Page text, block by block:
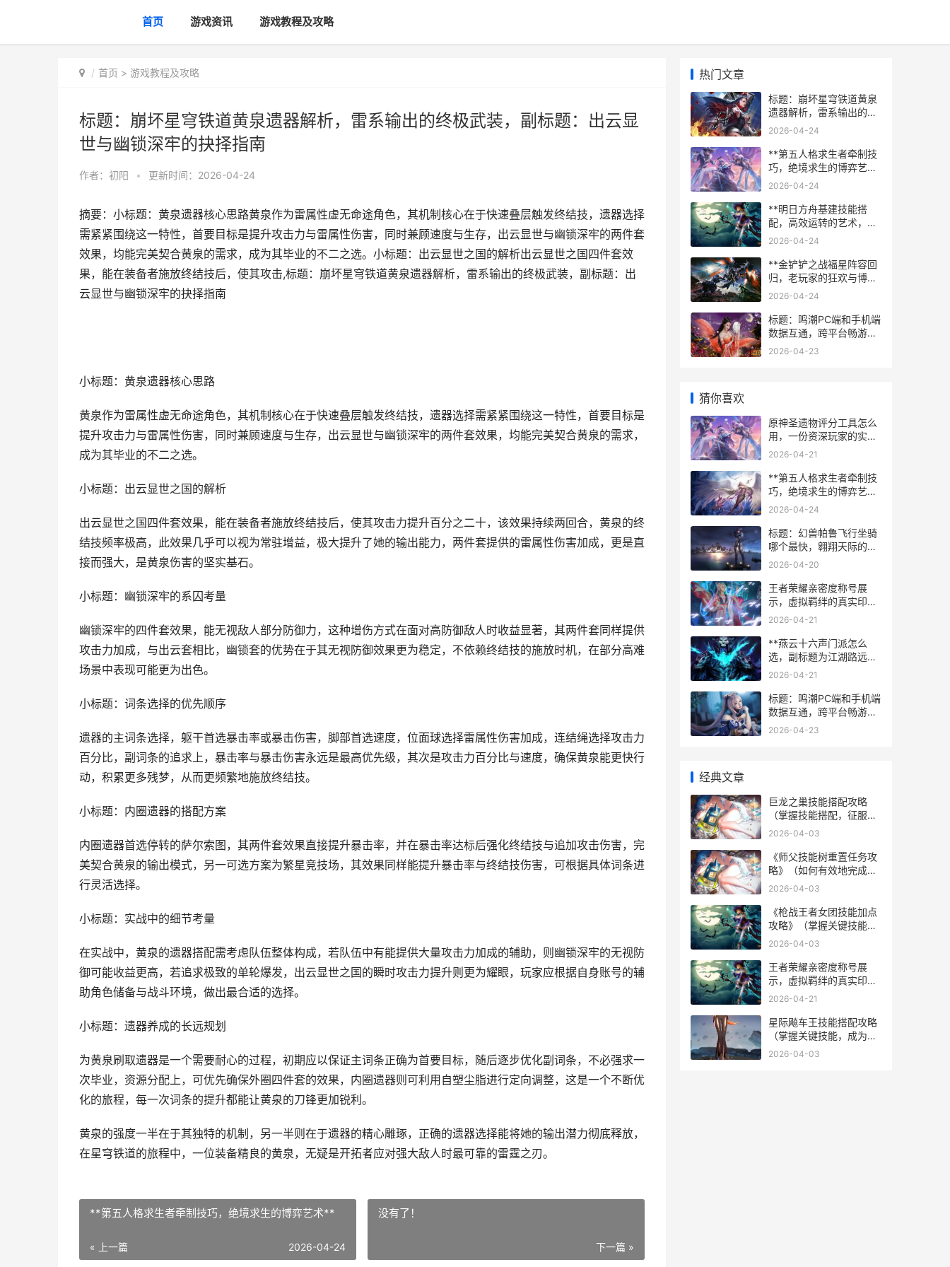
首页 游戏资讯 游戏教程及攻略
首页 > 游戏教程及攻略
标题：崩坏星穹铁道黄泉遗器解析，雷系输出的终极武装，副标题：出云显
世与幽锁深牢的抉择指南
作者： 初阳 • 更新时间：2026-04-24
摘要：小标题：黄泉遗器核心思路黄泉作为雷属性虚无命途角色，其机制核心在于快速叠层触发终结技，遗器选择
需紧紧围绕这一特性，首要目标是提升攻击力与雷属性伤害，同时兼顾速度与生存，出云显世与幽锁深牢的两件套
效果，均能完美契合黄泉的需求，成为其毕业的不二之选。小标题：出云显世之国的解析出云显世之国四件套效
果，能在装备者施放终结技后，使其攻击,标题：崩坏星穹铁道黄泉遗器解析，雷系输出的终极武装，副标题：出
云显世与幽锁深牢的抉择指南
小标题：黄泉遗器核心思路
黄泉作为雷属性虚无命途角色，其机制核心在于快速叠层触发终结技，遗器选择需紧紧围绕这一特性，首要目标是
提升攻击力与雷属性伤害，同时兼顾速度与生存，出云显世与幽锁深牢的两件套效果，均能完美契合黄泉的需求，
成为其毕业的不二之选。
小标题：出云显世之国的解析
出云显世之国四件套效果，能在装备者施放终结技后，使其攻击力提升百分之二十，该效果持续两回合，黄泉的终
结技频率极高，此效果几乎可以视为常驻增益，极大提升了她的输出能力，两件套提供的雷属性伤害加成，更是直
接而强大，是黄泉伤害的坚实基石。
小标题：幽锁深牢的系囚考量
幽锁深牢的四件套效果，能无视敌人部分防御力，这种增伤方式在面对高防御敌人时收益显著，其两件套同样提供
攻击力加成，与出云套相比，幽锁套的优势在于其无视防御效果更为稳定，不依赖终结技的施放时机，在部分高难
场景中表现可能更为出色。
小标题：词条选择的优先顺序
遗器的主词条选择，躯干首选暴击率或暴击伤害，脚部首选速度，位面球选择雷属性伤害加成，连结绳选择攻击力
百分比，副词条的追求上，暴击率与暴击伤害永远是最高优先级，其次是攻击力百分比与速度，确保黄泉能更快行
动，积累更多残梦，从而更频繁地施放终结技。
小标题：内圈遗器的搭配方案
内圈遗器首选停转的萨尔索图，其两件套效果直接提升暴击率，并在暴击率达标后强化终结技与追加攻击伤害，完
美契合黄泉的输出模式，另一可选方案为繁星竞技场，其效果同样能提升暴击率与终结技伤害，可根据具体词条进
行灵活选择。
小标题：实战中的细节考量
在实战中，黄泉的遗器搭配需考虑队伍整体构成，若队伍中有能提供大量攻击力加成的辅助，则幽锁深牢的无视防
御可能收益更高，若追求极致的单轮爆发，出云显世之国的瞬时攻击力提升则更为耀眼，玩家应根据自身账号的辅
助角色储备与战斗环境，做出最合适的选择。
小标题：遗器养成的长远规划
为黄泉刷取遗器是一个需要耐心的过程，初期应以保证主词条正确为首要目标，随后逐步优化副词条，不必强求一
次毕业，资源分配上，可优先确保外圈四件套的效果，内圈遗器则可利用自塑尘脂进行定向调整，这是一个不断优
化的旅程，每一次词条的提升都能让黄泉的刀锋更加锐利。
黄泉的强度一半在于其独特的机制，另一半则在于遗器的精心雕琢，正确的遗器选择能将她的输出潜力彻底释放，
在星穹铁道的旅程中，一位装备精良的黄泉，无疑是开拓者应对强大敌人时最可靠的雷霆之刃。
**第五人格求生者牵制技巧，绝境求生的博弈艺术**
« 上一篇 2026-04-24
没有了！
下一篇 »
热门文章
标题：崩坏星穹铁道黄泉
遗器解析，雷系输出的终
极武装，副标题：出云显
2026-04-24
**第五人格求生者牵制技
巧，绝境求生的博弈艺术
**
2026-04-24
**明日方舟基建技能搭
配，高效运转的艺术，副
标题，博士们的后勤战略
2026-04-24
**金铲铲之战福星阵容回
归，老玩家的狂欢与博弈
**
2026-04-24
标题：鸣潮PC端和手机端
数据互通，跨平台畅游新
时代的开启
2026-04-23
猜你喜欢
原神圣遗物评分工具怎么
用，一份资深玩家的实用
指南，副标题，从入门到
2026-04-21
**第五人格求生者牵制技
巧，绝境求生的博弈艺术
**
2026-04-24
标题：幻兽帕鲁飞行坐骑
哪个最快，翱翔天际的速
度对决
2026-04-20
王者荣耀亲密度称号展
示，虚拟羁绊的真实印
记，副标题，峡谷情谊的
2026-04-21
**燕云十六声门派怎么
选，副标题为江湖路远择
门而入**
2026-04-21
标题：鸣潮PC端和手机端
数据互通，跨平台畅游新
时代的开启
2026-04-23
经典文章
巨龙之巢技能搭配攻略
（掌握技能搭配，征服巨
龙之巢的无尽挑战！）
2026-04-03
《师父技能树重置任务攻
略》（如何有效地完成师
父技能树重置任务，提升
2026-04-03
《枪战王者女团技能加点
攻略》（掌握关键技能，
打造无敌女团！）
2026-04-03
王者荣耀亲密度称号展
示，虚拟羁绊的真实印
记，副标题，峡谷情谊的
2026-04-21
星际飚车王技能搭配攻略
（掌握关键技能，成为飙
车之王）
2026-04-03